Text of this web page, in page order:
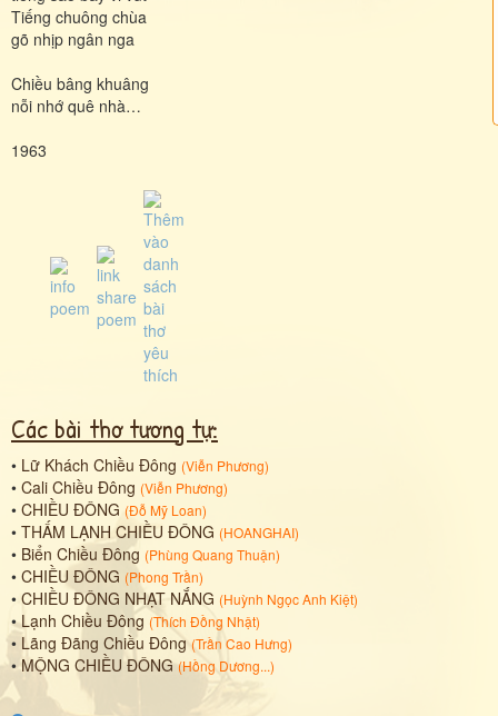
Tiếng chuông chùa
gõ nhịp ngân nga
Chiều bâng khuâng
nỗi nhớ quê nhà…
1963
Các bài thơ tương tự:
• Lữ Khách Chiều Đông (Viễn Phương)
• Cali Chiều Đông (Viễn Phương)
• CHIỀU ĐÔNG (Đỗ Mỹ Loan)
• THẤM LẠNH CHIỀU ĐÔNG (HOANGHAI)
• Biển Chiều Đông (Phùng Quang Thuận)
• CHIỀU ĐÔNG (Phong Trần)
• CHIỀU ĐÔNG NHẠT NẮNG (Huỳnh Ngọc Anh Kiệt)
•Lạnh Chiều Đông (Thích Đồng Nhật)
• Lãng Đãng Chiều Đông (Trần Cao Hưng)
•MỘNG CHIỀU ĐÔNG (Hồng Dương...)